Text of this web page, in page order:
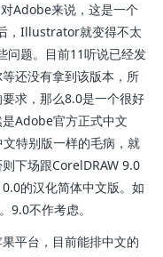
Adobe来说，这是一个
，Illustrator就变得不太
问题。目前11听说已经发
还没有拿到该版本，所
求，那么8.0是一个很好
Adobe官方正式中文
特别版一样的毛病，就
下场跟CorelDRAW 9.0
的汉化简体中文版。如
9.0不作考虑。
平台，目前能排中文的